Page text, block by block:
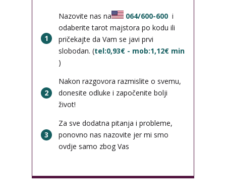
1
Nazovite nas na 064/600-600 i
odaberite tarot majstora po kodu ili
pričekajte da Vam se javi prvi
slobodan. (tel:0,93€ - mob:1,12€ min
)
2
Nakon razgovora razmislite o svemu,
donesite odluke i započenite bolji
život!
3
Za sve dodatna pitanja i probleme,
ponovno nas nazovite jer mi smo
ovdje samo zbog Vas